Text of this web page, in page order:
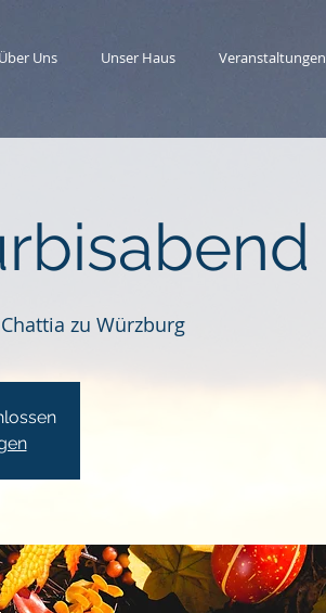
Über Uns Unser Haus Veranstaltungen
zu Würzburg